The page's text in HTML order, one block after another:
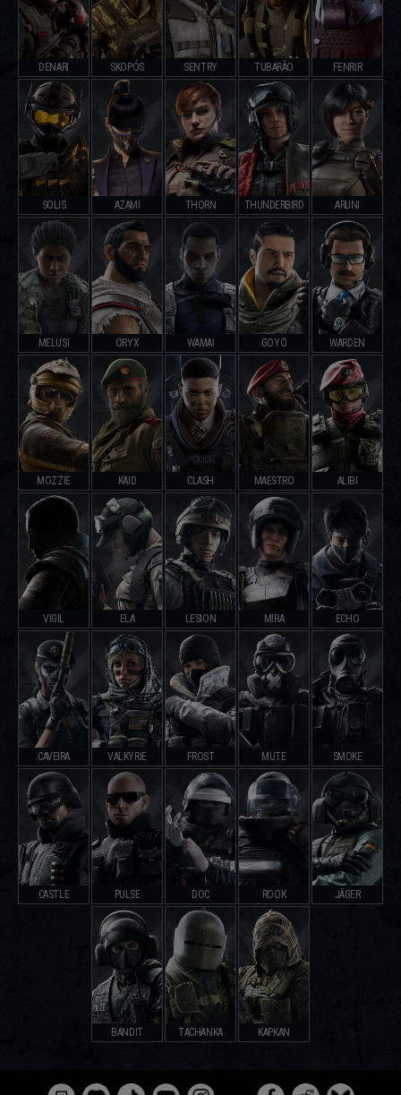
DENARI SKOPÓS SENTRY TUBARÃO FENRIR
SOLIS AZAMI THORN THUNDERBIRD ARUNI
MELUSI ORYX WAMAI GOYO WARDEN
MOZZIE KAID CLASH MAESTRO ALIBI
VIGIL ELA LESION MIRA ECHO
CAVEIRA VALKYRIE FROST MUTE SMOKE
CASTLE PULSE DOC ROOK JÄGER
BANDIT TACHANKA KAPKAN